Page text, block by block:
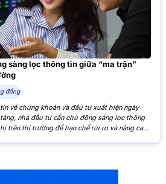
sàng lọc thông tin giữa “ma trận”
đồng
về chứng khoán và đầu tư xuất hiện ngày
nhà đầu tư cần chủ động sàng lọc thông
trên thị trường để hạn chế rủi ro và nâng cao